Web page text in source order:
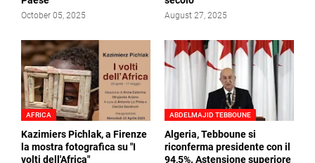
October 05, 2025 August 27, 2025
AFRICA
Kazimiers Pichlak, a Firenze
la mostra fotografica su "I
volti dell'Africa"
ABDELMAJID TEBBOUNE
Algeria, Tebboune si
riconferma presidente con il
94,5%. Astensione superiore